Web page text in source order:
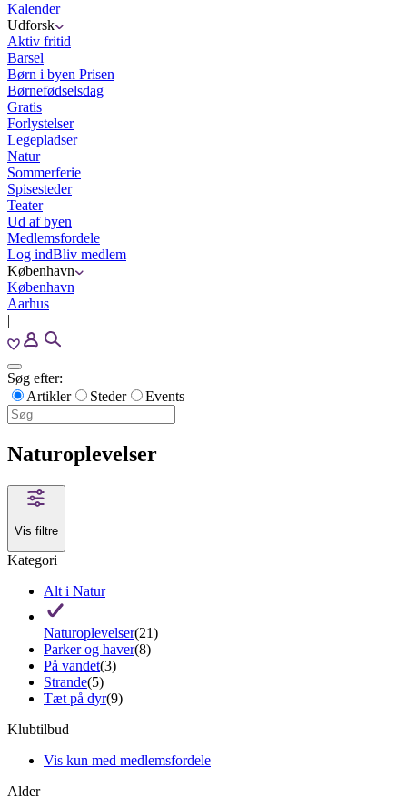
Kalender
Udforsk
Aktiv fritid
Barsel
Børn i byen Prisen
Børnefødselsdag
Gratis
Forlystelser
Legepladser
Natur
Sommerferie
Spisesteder
Teater
Ud af byen
Medlemsfordele
Log indBliv medlem
København
København
Aarhus
|
Søg efter:
Artikler
Steder Events
Naturoplevelser
Vis filtre
Kategori
Alt i Natur
Naturoplevelser(21)
Parker og haver(8)
På vandet(3)
Strande(5)
Tæt på dyr(9)
Klubtilbud
Vis kun med medlemsfordele
Alder